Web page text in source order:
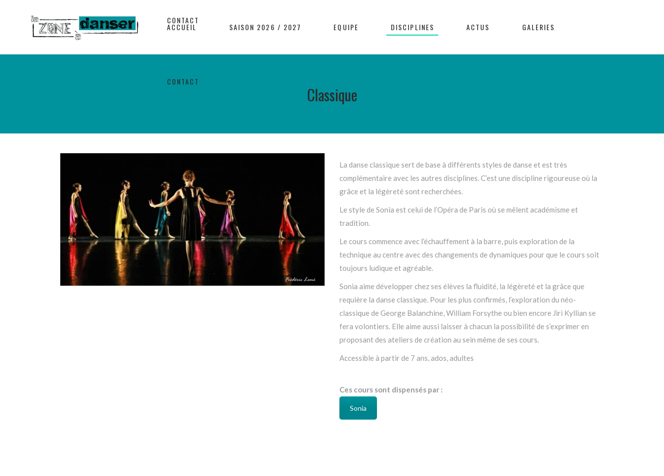
ACCUEIL SAISON 2026 / 2027 EQUIPE DISCIPLINES ACTUS GALERIES
CONTACT
CONTACT
Classique
La danse classique sert de base à différents styles de danse et est très
complémentaire avec les autres disciplines. C’est une discipline rigoureuse où la
grâce et la légèreté sont recherchées.
Le style de Sonia est celui de l’Opéra de Paris où se mêlent académisme et
tradition.
Le cours commence avec l’échauffement à la barre, puis exploration de la
technique au centre avec des changements de dynamiques pour que le cours soit
toujours ludique et agréable.
Sonia aime développer chez ses élèves la fluidité, la légèreté et la grâce que
requière la danse classique. Pour les plus confirmés, l’exploration du néo-
classique de George Balanchine, William Forsythe ou bien encore Jiri Kyllian se
fera volontiers. Elle aime aussi laisser à chacun la possibilité de s’exprimer en
proposant des ateliers de création au sein même de ses cours.
Accessible à partir de 7 ans, ados, adultes
Ces cours sont dispensés par :
Sonia